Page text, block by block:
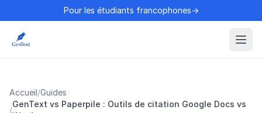
Pour les étudiants francophones→
Accueil/Guides
/
GenText vs Paperpile : Outils de citation Google Docs vs